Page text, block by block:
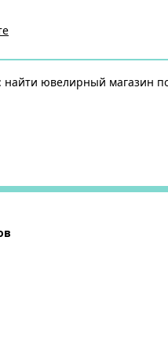
найти ювелирный магазин